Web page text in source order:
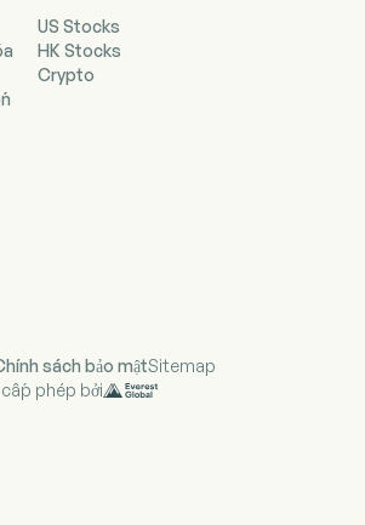
phẩm làm nóng (HPs), Sản
hiện đại (Modern Oral),
miệng truyền thống
Thuốc lá đốt cháy
Sản phẩm tạo hơi là
chạy bằng pin, có chức năng
để tạo ra dạng hơi hít vào được
nicotine mà người dùng hít
gồm các sản phẩm thuốc lá
phẩm thảo dược dùng để hít
Modern Oral là các sản
bằng miệng không khói gọi là
pouches), được thiết kế để
Các sản phẩm dùng bằng
bao gồm snus và thuốc lá rê
US Stocks
HK Stocks
Crypto
sách bảo mậtSitemap
phép bởi